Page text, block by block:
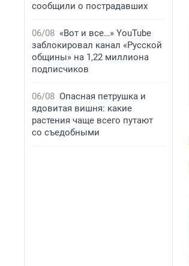
сообщили о пострадавших
06/08 «Вот и все…» YouTube
заблокировал канал «Русской
общины» на 1,22 миллиона
подписчиков
06/08 Опасная петрушка и
ядовитая вишня: какие
растения чаще всего путают
со съедобными